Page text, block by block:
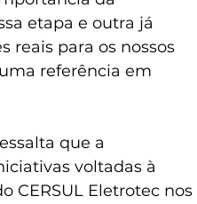
etapa e outra já
reais para os nossos
referência em
que a
voltadas à
CERSUL Eletrotec nos